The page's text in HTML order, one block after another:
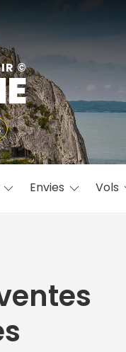
©
Envies Vols